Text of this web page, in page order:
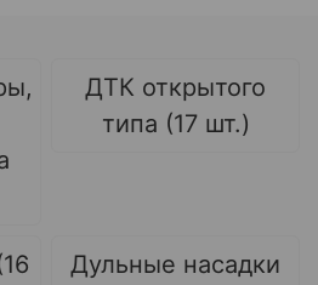
ДТК открытого
типа (17 шт.)
Дульные насадки